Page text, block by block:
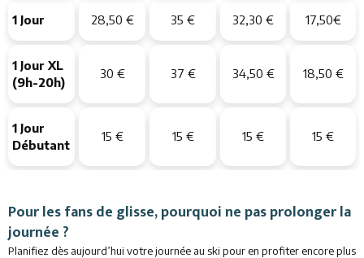
1 Jour 28,50 € 35 € 32,30 € 17,50€
1 Jour XL
(9h-20h)
30 € 37 € 34,50 € 18,50 €
1 Jour
Débutant
15 € 15 € 15 € 15 €
Pour les fans de glisse, pourquoi ne pas prolonger la
journée ?
Planifiez dès aujourd’hui votre journée au ski pour en profiter encore plus